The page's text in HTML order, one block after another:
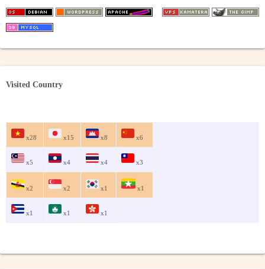
Visited Country
x28 x15 x8 x6
x5 x4 x4 x3
x2 x2 x1 x1
x1 x1 x1